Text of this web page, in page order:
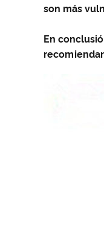
son más
En